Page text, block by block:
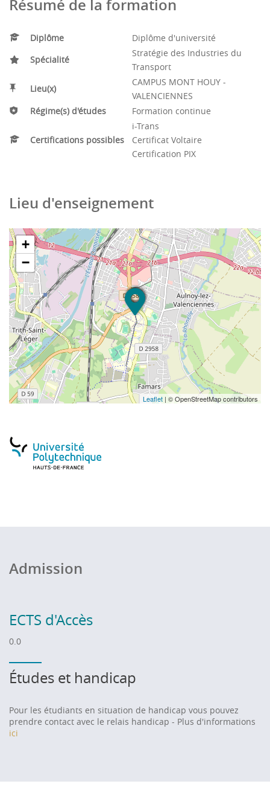
Résumé de la formation
Diplôme
Diplôme d'université
Spécialité
Stratégie des Industries du
Transport
Lieu(x)
CAMPUS MONT HOUY -
VALENCIENNES
Régime(s) d'études
Formation continue
Certifications possibles
i-Trans
Certificat Voltaire
Certification PIX
Lieu d'enseignement
+
−
Leaflet | © OpenStreetMap contributors
Admission
ECTS d'Accès
0.0
Études et handicap
Pour les étudiants en situation de handicap vous pouvez
prendre contact avec le relais handicap - Plus d'informations
ici